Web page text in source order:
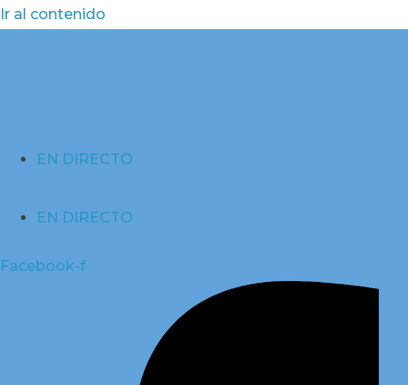
Ir al contenido
EN DIRECTO
EN DIRECTO
Facebook-f